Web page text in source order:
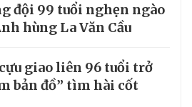
đội 99 tuổi nghẹn ngào
hùng La Văn Cầu
giao liên 96 tuổi trở
bản đồ” tìm hài cốt